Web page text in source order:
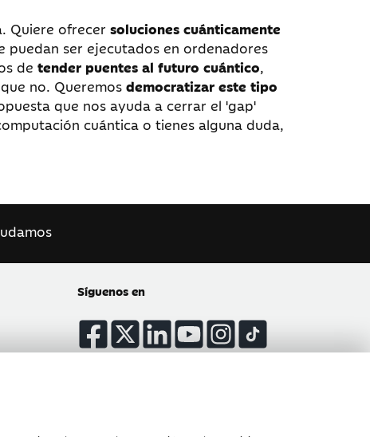
Quiere ofrecer soluciones cuánticamente
ser ejecutados en ordenadores
de tender puentes al futuro cuántico,
no. Queremos democratizar este tipo
que nos ayuda a cerrar el 'gap'
cuántica o tienes alguna duda,
Síguenos en